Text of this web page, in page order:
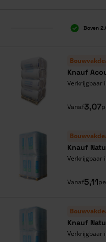
Boven
Knauf
Verkrijgbaar
Vanaf3,07
Knauf
Verkrijgbaar
Vanaf5,11
Knauf
Verkrijgbaar